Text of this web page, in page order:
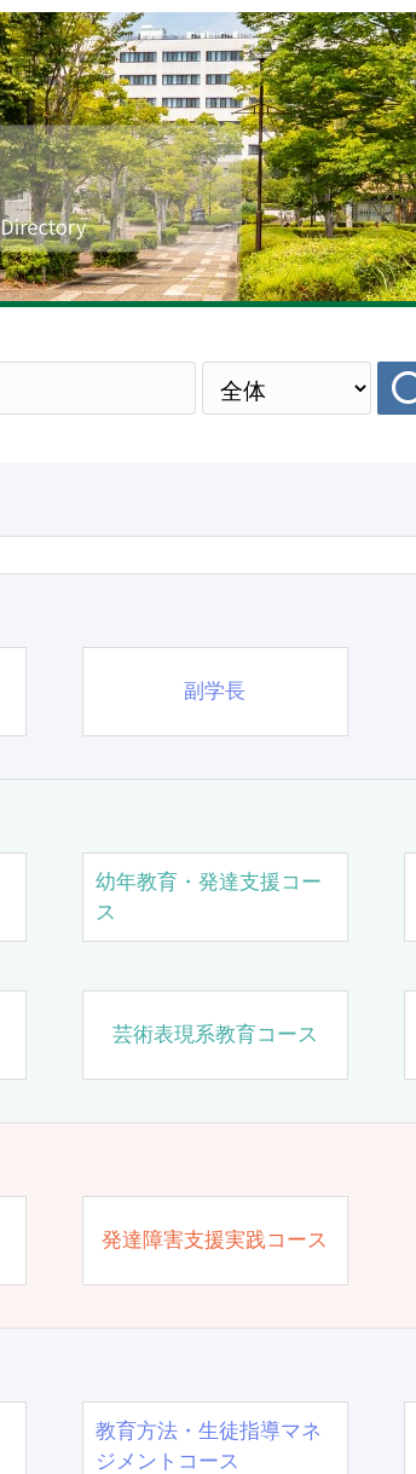
副学長
幼年教育・発達支援コー
ス
芸術表現系教育コース
発達障害支援実践コース
教育方法・生徒指導マネ
ジメントコース